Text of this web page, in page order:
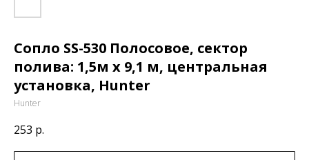
Сопло SS-530 Полосовое, сектор
полива: 1,5м x 9,1 м, центральная
установка, Hunter
Hunter
253 р.